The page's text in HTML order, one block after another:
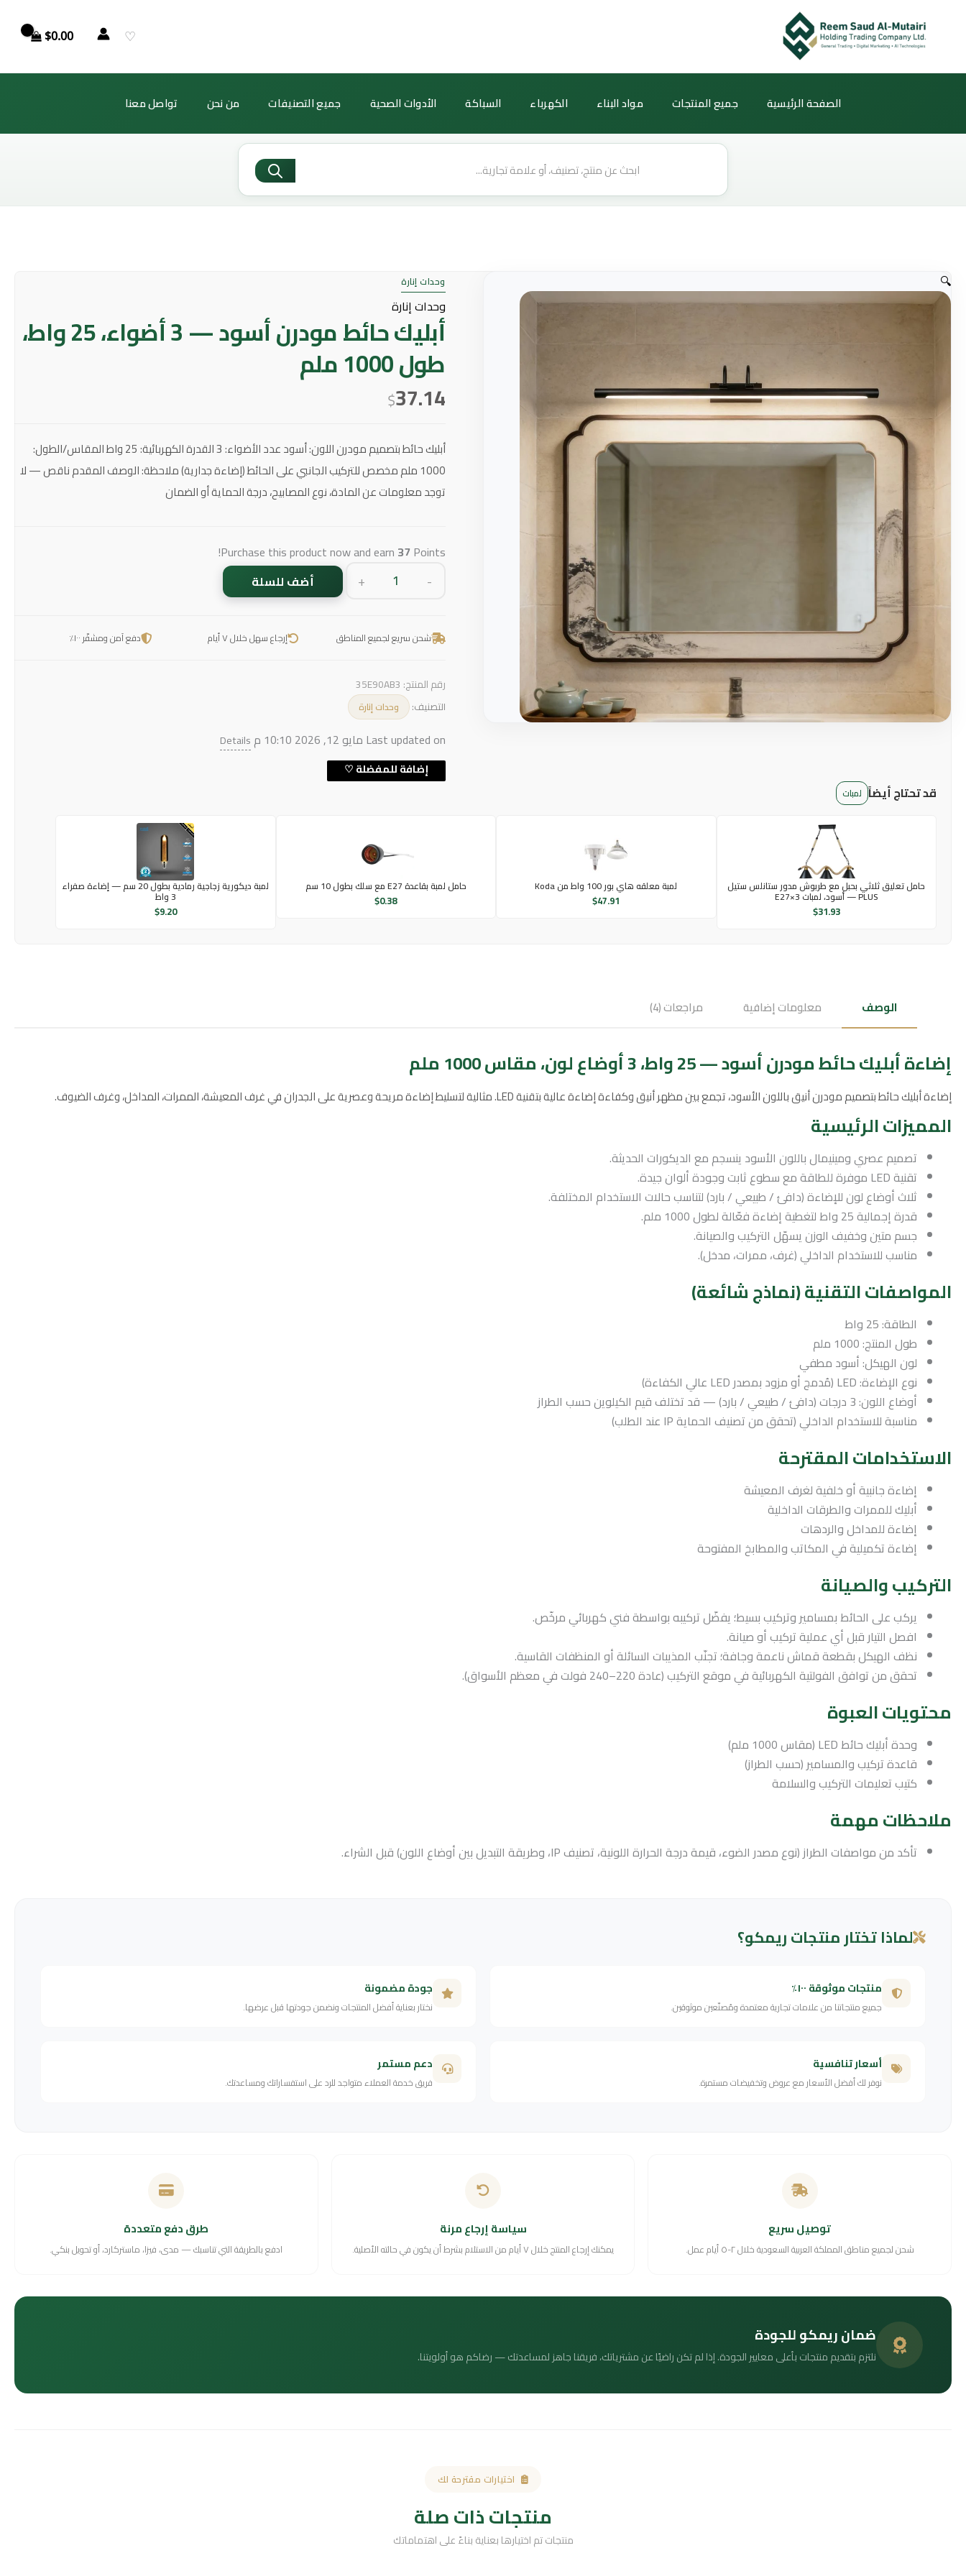
♡
$0.00
الصفحة الرئيسية جميع المنتجات مواد البناء الكهرباء السباكة الأدوات الصحية جميع التصنيفات من نحن تواصل معنا
Products
🔍 وحدات إنارة
وحدات إنارة
أبليك حائط مودرن أسود — 3 أضواء، 25 واط،
طول 1000 ملم
$37.14
أبليك حائط بتصميم مودرن اللون: أسود عدد الأضواء: 3 القدرة الكهربائية: 25 واط المقاس/الطول:
1000 ملم مخصص للتركيب الجانبي على الحائط (إضاءة جدارية) ملاحظة: الوصف المقدم ناقص — لا
توجد معلومات عن المادة، نوع المصابيح، درجة الحماية أو الضمان
Purchase this product now and earn 37 Points!
-
—
أضواء،
طول
+ أضف للسلة
شحن سريع لجميع المناطق إرجاع سهل خلال ٧ أيام دفع آمن ومشفّر ١٠٠٪
رقم المنتج: 35E90AB3
التصنيف: وحدات إنارة
Last updated on مايو 12, 2026 10:10 م Details
قد تحتاج أيضاً لمبات
حامل تعليق ثلاثي بحبل مع طربوش مدور ستانلس ستيل
PLUS — أسود، لمبات E27×3
$31.93
لمبة معلقه هاي بور 100 واط من Koda
$47.91
حامل لمبة بقاعدة E27 مع سلك بطول 10 سم
$0.38
لمبة ديكورية زجاجية رمادية بطول 20 سم — إضاءة صفراء
3 واط
$9.20
الوصف معلومات إضافية مراجعات (4)
إضاءة أبليك حائط مودرن أسود — 25 واط، 3 أوضاع لون، مقاس 1000 ملم
إضاءة أبليك حائط بتصميم مودرن أنيق باللون الأسود، تجمع بين مظهر أنيق وكفاءة إضاءة عالية بتقنية LED. مثالية لتسليط إضاءة مريحة وعصرية على الجدران في غرف المعيشة، الممرات، المداخل، وغرف الضيوف.
المميزات الرئيسية
تصميم عصري ومينيمال باللون الأسود ينسجم مع الديكورات الحديثة.
تقنية LED موفرة للطاقة مع سطوع ثابت وجودة ألوان جيدة.
ثلاث أوضاع لون للإضاءة (دافئ / طبيعي / بارد) لتناسب حالات الاستخدام المختلفة.
قدرة إجمالية 25 واط لتغطية إضاءة فعّالة لطول 1000 ملم.
جسم متين وخفيف الوزن يسهّل التركيب والصيانة.
مناسب للاستخدام الداخلي (غرف، ممرات، مدخل).
المواصفات التقنية (نماذج شائعة)
الطاقة: 25 واط
طول المنتج: 1000 ملم
لون الهيكل: أسود مطفي
نوع الإضاءة: LED (مُدمج أو مزود بمصدر LED عالي الكفاءة)
أوضاع اللون: 3 درجات (دافئ / طبيعي / بارد) — قد تختلف قيم الكيلوين حسب الطراز
مناسبة للاستخدام الداخلي (تحقق من تصنيف الحماية IP عند الطلب)
الاستخدامات المقترحة
إضاءة جانبية أو خلفية لغرف المعيشة
أبليك للممرات والطرقات الداخلية
إضاءة للمداخل والردهات
إضاءة تكميلية في المكاتب والمطابخ المفتوحة
التركيب والصيانة
يركب على الحائط بمسامير وتركيب بسيط؛ يفضّل تركيبه بواسطة فني كهربائي مرخّص.
افصل التيار قبل أي عملية تركيب أو صيانة.
نظف الهيكل بقطعة قماش ناعمة وجافة؛ تجنّب المذيبات السائلة أو المنظفات القاسية.
تحقق من توافق الفولتية الكهربائية في موقع التركيب (عادة 220–240 فولت في معظم الأسواق).
محتويات العبوة
وحدة أبليك حائط LED (مقاس 1000 ملم)
قاعدة تركيب والمسامير (حسب الطراز)
كتيب تعليمات التركيب والسلامة
ملاحظات مهمة
تأكد من مواصفات الطراز (نوع مصدر الضوء، قيمة درجة الحرارة اللونية، تصنيف IP، وطريقة التبديل بين أوضاع اللون) قبل الشراء.
لماذا تختار منتجات ريمكو؟
منتجات موثوقة ١٠٠٪
جميع منتجاتنا من علامات تجارية معتمدة ومُصنّعين موثوقين.
جودة مضمونة
نختار بعناية أفضل المنتجات ونضمن جودتها قبل عرضها.
أسعار تنافسية
نوفر لك أفضل الأسعار مع عروض وتخفيضات مستمرة.
دعم مستمر
فريق خدمة العملاء متواجد للرد على استفساراتك ومساعدتك.
توصيل سريع
شحن لجميع مناطق المملكة العربية السعودية خلال ٢-٥ أيام عمل.
سياسة إرجاع مرنة
يمكنك إرجاع المنتج خلال ٧ أيام من الاستلام بشرط أن يكون في حالته الأصلية.
طرق دفع متعددة
ادفع بالطريقة التي تناسبك — مدى، فيزا، ماستركارد، أو تحويل بنكي.
ضمان ريمكو للجودة
نلتزم بتقديم منتجات بأعلى معايير الجودة. إذا لم تكن راضيًا عن مشترياتك، فريقنا جاهز لمساعدتك — رضاكم هو أولويتنا.
اختيارات مقترحة لك
منتجات ذات صلة
منتجات تم اختيارها بعناية بناءً على اهتماماتك